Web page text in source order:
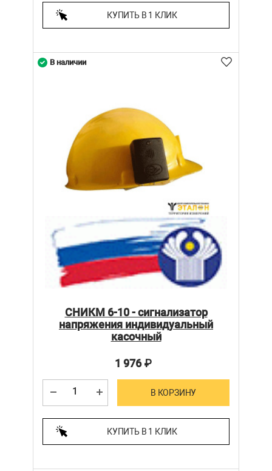
КУПИТЬ В 1 КЛИК
СНИКМ 6-10 - сигнализатор
напряжения индивидуальный
касочный
1 976₽
В КОРЗИНУ
КУПИТЬ В 1 КЛИК
В наличии